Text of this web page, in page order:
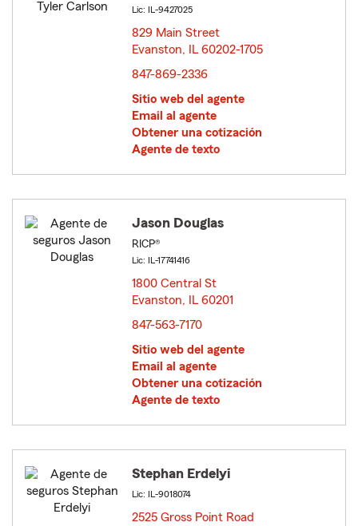
Lic: IL-9427025
829 Main Street
Evanston, IL 60202-1705
847-869-2336
Sitio web del agente
Email al agente
Obtener una cotización
Agente de texto
Jason Douglas
RICP®
Lic: IL-17741416
1800 Central St
Evanston, IL 60201
847-563-7170
Sitio web del agente
Email al agente
Obtener una cotización
Agente de texto
Stephan Erdelyi
Lic: IL-9018074
2525 Gross Point Road